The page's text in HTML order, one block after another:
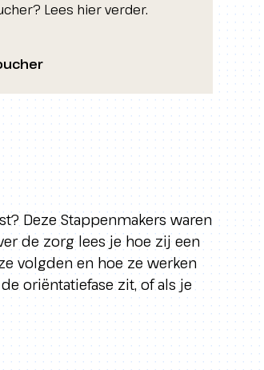
Lees hier verder.
Deze Stappenmakers waren
de zorg lees je hoe zij een
volgden en hoe ze werken
oriëntatiefase zit, of als je